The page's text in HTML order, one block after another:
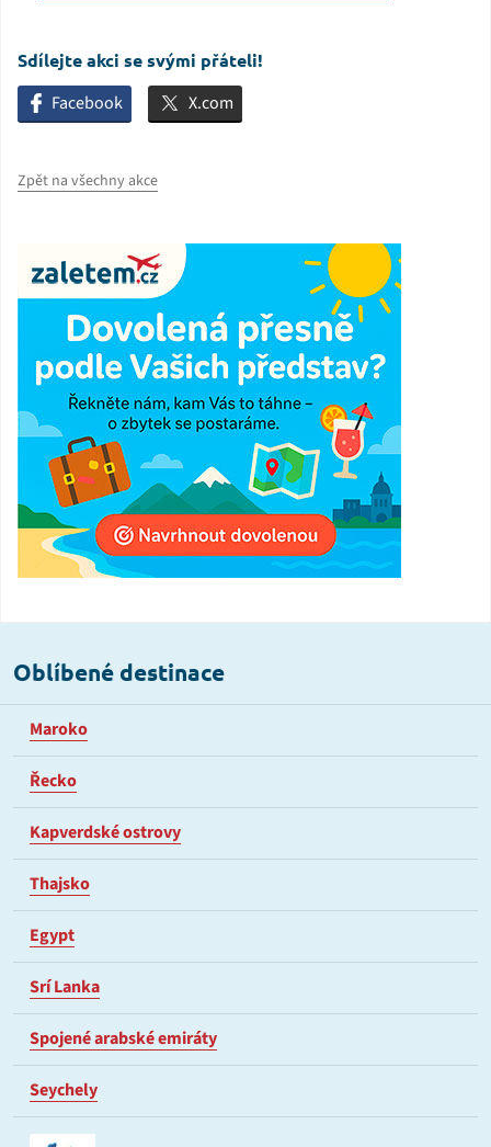
Sdílejte akci se svými přáteli!
Facebook X.com
Zpět na všechny akce
Oblíbené destinace
Maroko
Řecko
Kapverdské ostrovy
Thajsko
Egypt
Srí Lanka
Spojené arabské emiráty
Seychely